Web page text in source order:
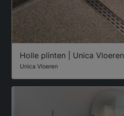
Holle plinten | Unica Vloeren
Unica Vloeren